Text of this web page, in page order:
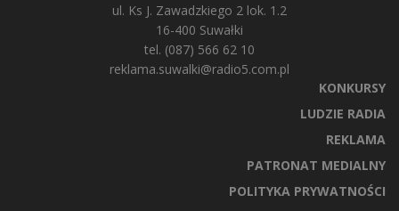
ul. Ks J. Zawadzkiego 2 lok. 1.2
16-400 Suwałki
tel. (087) 566 62 10
reklama.suwalki@radio5.com.pl
KONKURSY
LUDZIE RADIA
REKLAMA
PATRONAT MEDIALNY
POLITYKA PRYWATNOŚCI